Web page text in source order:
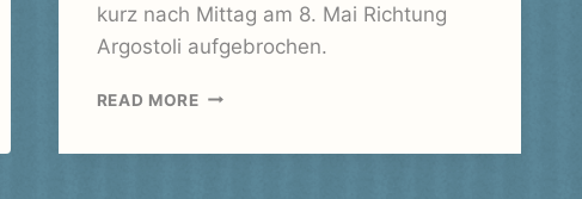
kurz nach Mittag am 8. Mai Richtung
Argostoli aufgebrochen.
READ MOREPORTO